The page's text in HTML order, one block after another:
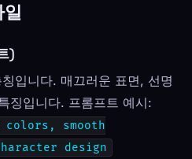
)
입니다. 매끄러운 표면, 선명
징입니다. 프롬프트 예시:
smooth
design